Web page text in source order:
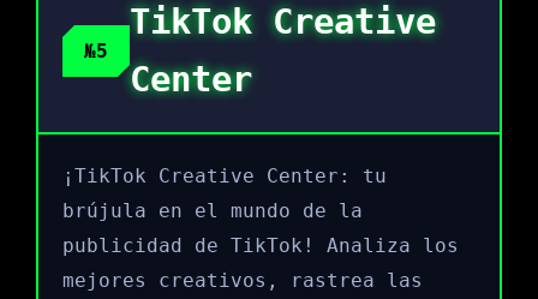
№5
TikTok Creative
Center
¡TikTok Creative Center: tu
brújula en el mundo de la
publicidad de TikTok! Analiza los
mejores creativos, rastrea las